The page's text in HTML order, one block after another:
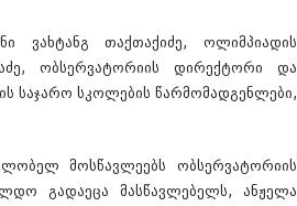
ვახტანგ თაქთაქიძე, ოლიმპიადის
ობსერვატორიის დირექტორი და
საჯარო სკოლების წარმომადგენლები,
მოსწავლეებს ობსერვატორიის
გადაეცა მასწავლებელს, ანჟელა